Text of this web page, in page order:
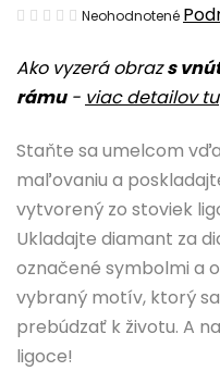
Ako vyzerá obrazs
rámu- viac detailov tu
Staňte sa umelcom
maľovaniu a
vytvorený zo stoviek
Ukladajte diamant za
označené symbolmi a
vybraný motív, ktorý
prebúdzať k životu. A
ligoce!
Priemerné
produktu
je
z
5
hviezdičiek.
Neohodnotené